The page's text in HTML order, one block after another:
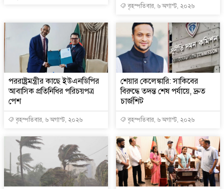
বৃহস্পতিবার, ৬ অগাস্ট, ২০২৬
পররাষ্ট্রমন্ত্রীর কা‌ছে ইউএনডিপির
আবাসিক প্রতিনিধির পরিচয়পত্র
পেশ
বৃহস্পতিবার, ৬ অগাস্ট, ২০২৬
শেয়ার কেলেঙ্কারি: সাকিবের
বিরুদ্ধে তদন্ত শেষ পর্যায়ে, দ্রুত
চার্জশিট
বৃহস্পতিবার, ৬ অগাস্ট, ২০২৬